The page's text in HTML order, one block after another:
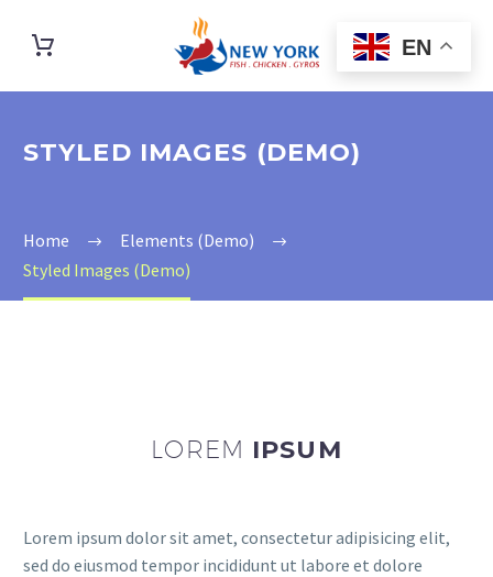
STYLED IMAGES (DEMO)
Home
Elements (Demo)
Styled Images (Demo)
LOREM IPSUM
Lorem ipsum dolor sit amet, consectetur adipisicing elit,
sed do eiusmod tempor incididunt ut labore et dolore
EN